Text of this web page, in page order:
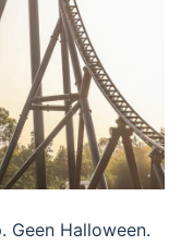
Geen Halloween.